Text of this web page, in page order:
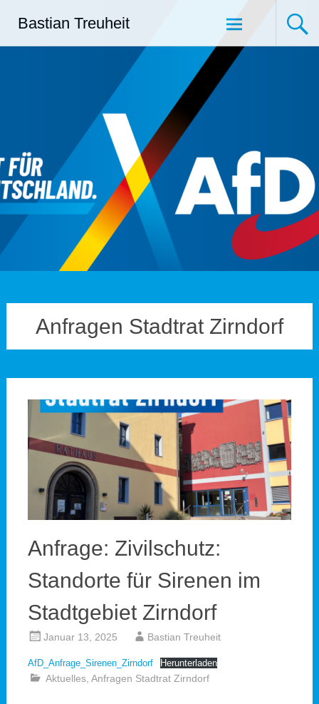
InhaltBastian Treuheit
Anfragen Stadtrat Zirndorf
Anfrage: Zivilschutz:
Standorte für Sirenen im
Stadtgebiet Zirndorf
Januar 13, 2025 Bastian Treuheit
AfD_Anfrage_Sirenen_Zirndorf Herunterladen
Aktuelles, Anfragen Stadtrat Zirndorf